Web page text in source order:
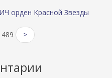
орден Красной Звезды
>